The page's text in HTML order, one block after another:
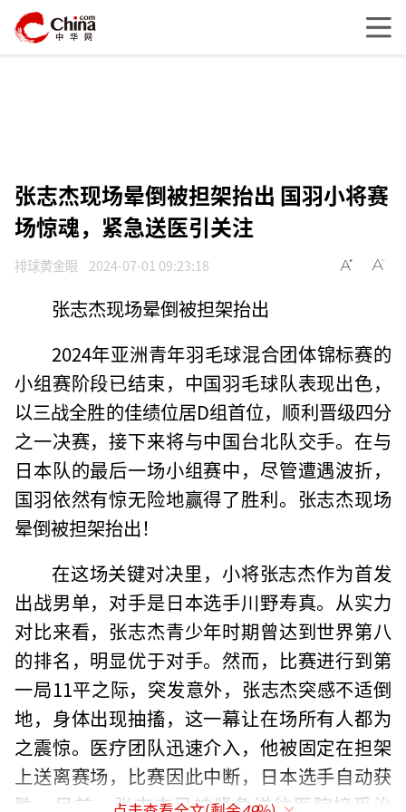
张志杰现场晕倒被担架抬出 国羽小将赛
场惊魂，紧急送医引关注
排球黄金眼 2024-07-01 09:23:18
张志杰现场晕倒被担架抬出
2024年亚洲青年羽毛球混合团体锦标赛的
小组赛阶段已结束，中国羽毛球队表现出色，
以三战全胜的佳绩位居D组首位，顺利晋级四分
之一决赛，接下来将与中国台北队交手。在与
日本队的最后一场小组赛中，尽管遭遇波折，
国羽依然有惊无险地赢得了胜利。张志杰现场
晕倒被担架抬出！
在这场关键对决里，小将张志杰作为首发
出战男单，对手是日本选手川野寿真。从实力
对比来看，张志杰青少年时期曾达到世界第八
的排名，明显优于对手。然而，比赛进行到第
一局11平之际，突发意外，张志杰突感不适倒
地，身体出现抽搐，这一幕让在场所有人都为
之震惊。医疗团队迅速介入，他被固定在担架
上送离赛场，比赛因此中断，日本选手自动获
胜。目前，张志杰已被紧急送往医院接受治